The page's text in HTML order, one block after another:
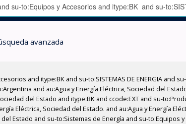
avanzada
and itype:BK and su-to:SISTEMAS DE ENERGIA and
and au:Agua y Energía Eléctrica, Sociedad del
del Estado and itype:BK and ccode:EXT and su-
Eléctrica, Sociedad del Estado. and au:Agua y Energía
Estado and su-to:Sistemas de Energía and su-to:Equipos